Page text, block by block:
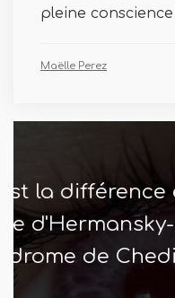
pleine conscience
Maëlle Perez
Quelle est la
soie et le